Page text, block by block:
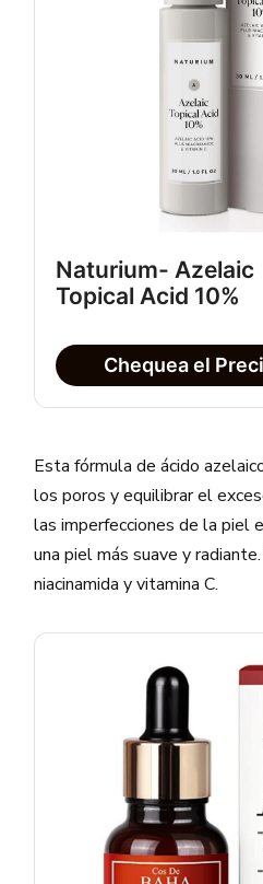
Naturium- Azelaic
Topical Acid 10%
Chequea el
Esta fórmula de ácido
los poros y equilibrar el
las imperfecciones de la piel
una piel más suave y
niacinamida y vitamina C.